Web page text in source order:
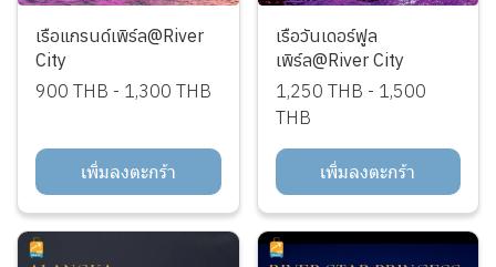
เรือแกรนด์เพิร์ล@River
City
900 THB - 1,300 THB
เพิ่มลงตะกร้า
เรือวันเดอร์ฟูล
เพิร์ล@River City
1,250 THB - 1,500
THB
เพิ่มลงตะกร้า